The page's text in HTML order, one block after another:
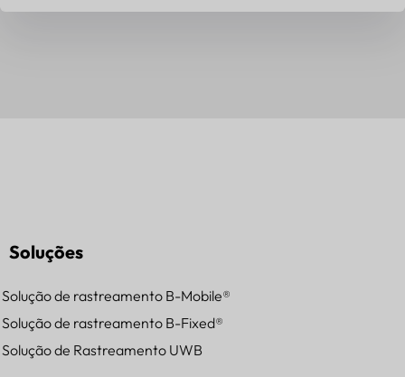
Soluções
Solução de rastreamento B-Mobile®
Solução de rastreamento B-Fixed®
Solução de Rastreamento UWB